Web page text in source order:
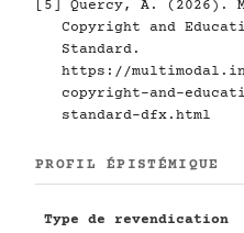
[5]
Quercy, A. (2026).
Copyright and
Standard.
https://
copyright-and-
standard-dfx.html
PROFIL ÉPISTÉMIQUE
Type de revendication